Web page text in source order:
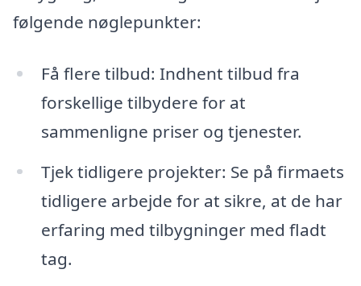
følgende nøglepunkter:
Få flere tilbud: Indhent tilbud fra
forskellige tilbydere for at
sammenligne priser og tjenester.
Tjek tidligere projekter: Se på firmaets
tidligere arbejde for at sikre, at de har
erfaring med tilbygninger med fladt
tag.